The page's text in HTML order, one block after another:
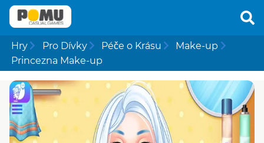
Hry Pro Dívky Péče o Krásu
Make-up
Princezna Make-up